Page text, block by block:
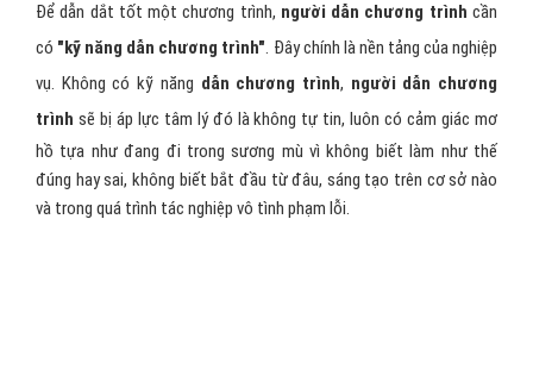
Để dẫn dắt tốt một chương trình, người dẫn chương trình cần
có "kỹ năng dẫn chương trình". Đây chính là nền tảng của nghiệp
vụ. Không có kỹ năng dẫn chương trình, người dẫn chương
trình sẽ bị áp lực tâm lý đó là không tự tin, luôn có cảm giác mơ
hồ tựa như đang đi trong sương mù vì không biết làm như thế
đúng hay sai, không biết bắt đầu từ đâu, sáng tạo trên cơ sở nào
và trong quá trình tác nghiệp vô tình phạm lỗi.